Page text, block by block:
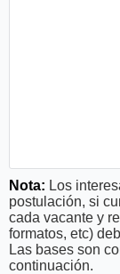
Nota: Los
postulación, si
cada vacante y
formatos, etc)
Las bases son
continuación.